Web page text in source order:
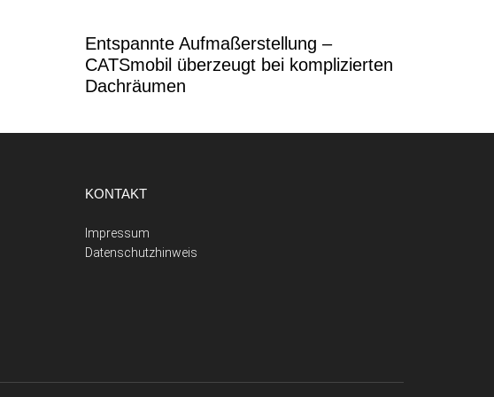
Entspannte Aufmaßerstellung –
CATSmobil überzeugt bei komplizierten
Dachräumen
KONTAKT
Impressum
Datenschutzhinweis